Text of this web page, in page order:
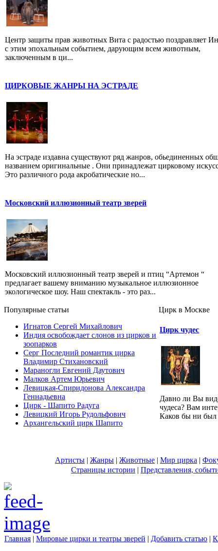
Центр защиты прав животных Вита с радостью поздравляет
с этим эпохальным событием, дарующим всем животным,
заключенным в ци...
ЦИРКОВЫЕ ЖАНРЫ НА ЭСТРАДЕ
На эстраде издавна существуют ряд жанров, обьединенных
названием оригинальные . Они принадлежат цирковому
Это различного рода акробатические но...
Московский иллюзионный театр зверей
Московский иллюзионный театр зверей и птиц “Артемон “
предлагает вашему вниманию музыкальное иллюзионное
экологическое шоу. Наш спектакль - это раз...
Популярные cтатьи
Игнатов Сергей Михайлович
Индия освобождает слонов из цирков и
зоопарков
Серг Последний романтик цирка
Владимир Стихановский
Мараногли Евгений Даутович
Малков Артем Юрьевич
Левицкая-Спиридонова Александра
Геннадьевна
Цирк - Шапито Радуга
Левицкий Игорь Рудольфович
Архангельский цирк Шапито
Цирк в Москве
Цирк чудес
Давно ли Вы
чудеса? Вам
Каков бы ни
Артисты | Жанры | Животные | Мир цирка |
Страницы истории | Представления,
Главная | Мировые цирки и театры зверей | Добавить статью |